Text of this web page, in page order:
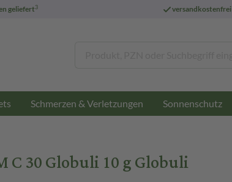
geliefert3 versandkostenfrei
Schmerzen & Verletzungen Sonnenschutz
C 30 Globuli 10 g Globuli